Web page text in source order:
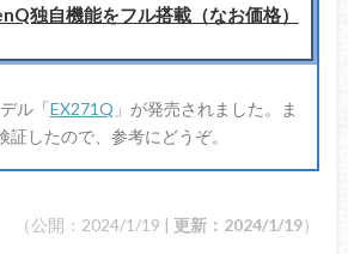
独自機能をフル搭載（なお価格）
ル「EX271Q 」が発売されました。ま
証したので、参考にどうぞ。
（公開：2024/1/19 |更新：2024/1/19）